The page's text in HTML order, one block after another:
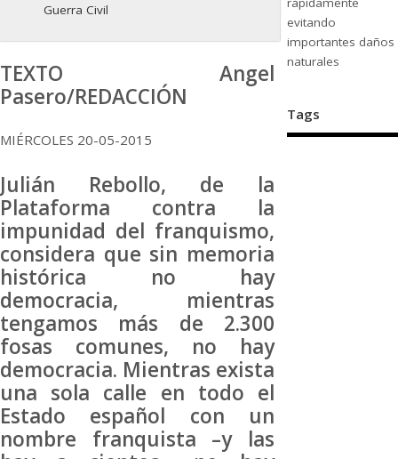
Guerra Civil
TEXTO Angel
Pasero/REDACCIÓN
MIÉRCOLES 20-05-2015
Julián Rebollo, de la
Plataforma contra la
impunidad del franquismo,
considera que sin memoria
histórica no hay
democracia, mientras
tengamos más de 2.300
fosas comunes, no hay
democracia. Mientras exista
una sola calle en todo el
Estado español con un
nombre franquista –y las
evitando
importantes daños
naturales
Tags